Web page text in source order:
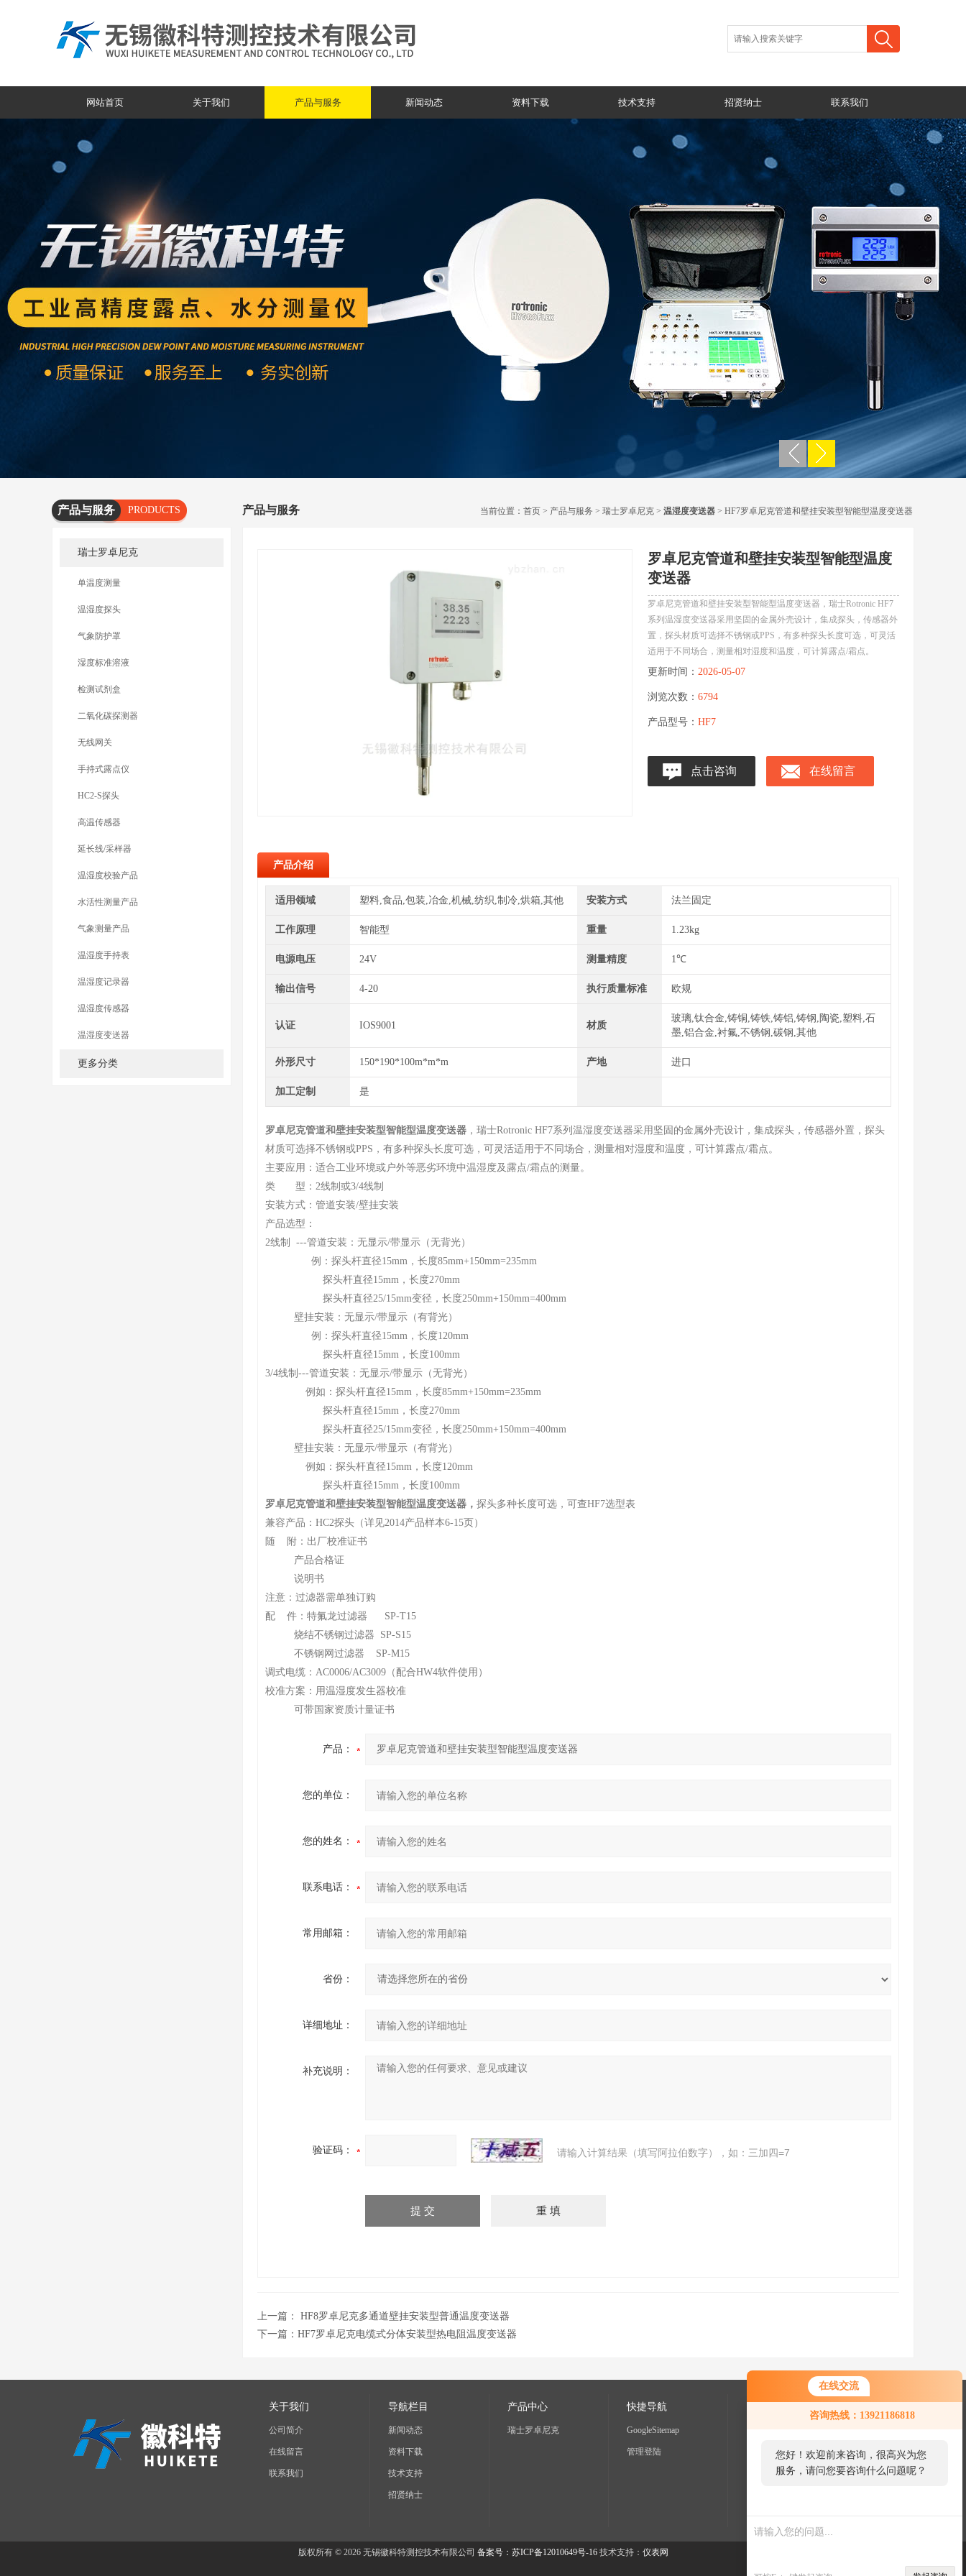
在线交流
咨询热线：13921186818
您好！欢迎前来咨询，很高兴为您
服务，请问您要咨询什么问题呢？
网站首页 关于我们 产品与服务 新闻动态 资料下载 技术支持 招贤纳士 联系我们
产品与服务
PRODUCTS
SERVICES
瑞士罗卓尼克
单温度测量
温湿度探头
气象防护罩
湿度标准溶液
检测试剂盒
二氧化碳探测器
无线网关
手持式露点仪
HC2-S探头
高温传感器
延长线/采样器
温湿度校验产品
水活性测量产品
气象测量产品
温湿度手持表
温湿度记录器
温湿度传感器
温湿度变送器
更多分类
产品与服务 当前位置： 首页 > 产品与服务 > 瑞士罗卓尼克 > 温湿度变送器 > HF7罗卓尼克管道和壁挂安装型智能型温度变送器
罗卓尼克管道和壁挂安装型智能型温度
变送器
罗卓尼克管道和壁挂安装型智能型温度变送器，瑞士Rotronic HF7
系列温湿度变送器采用坚固的金属外壳设计，集成探头，传感器外
置，探头材质可选择不锈钢或PPS，有多种探头长度可选，可灵活
适用于不同场合，测量相对湿度和温度，可计算露点/霜点。
更新时间： 2026-05-07
浏览次数： 6794
产品型号： HF7
点击咨询 在线留言
产品介绍
适用领域 塑料,食品,包装,冶金,机械,纺织,制冷,烘箱,其他 安装方式 法兰固定
工作原理 智能型 重量 1.23kg
电源电压 24V 测量精度 1℃
输出信号 4-20 执行质量标准 欧规
认证 IOS9001 材质
玻璃,钛合金,铸铜,铸铁,铸铝,铸钢,陶瓷,塑料,石
墨,铝合金,衬氟,不锈钢,碳钢,其他
外形尺寸 150*190*100m*m*m 产地 进口
加工定制 是
罗卓尼克管道和壁挂安装型智能型温度变送器 ， 瑞士Rotronic HF7系列温湿度变送器采用坚固的金属外壳设计，集成探头，传感器外置，探头
材质可选择不锈钢或PPS，有多种探头长度可选，可灵活适用于不同场合，测量相对湿度和温度，可计算露点/霜点。
主要应用：适合工业环境或户外等恶劣环境中温湿度及露点/霜点的测量。
类 型：2线制或3/4线制
安装方式：管道安装/壁挂安装
产品选型：
2线制 ---管道安装：无显示/带显示（无背光）
例：探头杆直径15mm，长度85mm+150mm=235mm
探头杆直径15mm，长度270mm
探头杆直径25/15mm变径，长度250mm+150mm=400mm
壁挂安装：无显示/带显示（有背光）
例：探头杆直径15mm，长度120mm
探头杆直径15mm，长度100mm
3/4线制---管道安装：无显示/带显示（无背光）
例如：探头杆直径15mm，长度85mm+150mm=235mm
探头杆直径15mm，长度270mm
探头杆直径25/15mm变径，长度250mm+150mm=400mm
壁挂安装：无显示/带显示（有背光）
例如：探头杆直径15mm，长度120mm
探头杆直径15mm，长度100mm
罗卓尼克管道和壁挂安装型智能型温度变送器 ， 探头多种长度可选，可查HF7选型表
兼容产品：HC2探头（详见2014产品样本6-15页）
随 附：出厂校准证书
产品合格证
说明书
注意：过滤器需单独订购
配 件：特氟龙过滤器 SP-T15
烧结不锈钢过滤器 SP-S15
不锈钢网过滤器 SP-M15
调式电缆：AC0006/AC3009（配合HW4软件使用）
校准方案：用温湿度发生器校准
可带国家资质计量证书
产品：
您的单位：
您的姓名：
联系电话：
常用邮箱：
省份：
详细地址：
补充说明：
验证码： 请输入计算结果（填写阿拉伯数字），如：三加四=7
上一篇： HF8罗卓尼克多通道壁挂安装型普通温度变送器
下一篇： HF7罗卓尼克电缆式分体安装型热电阻温度变送器
关于我们
公司简介
在线留言
联系我们
导航栏目
新闻动态
资料下载
技术支持
招贤纳士
产品中心
瑞士罗卓尼克
快捷导航
GoogleSitemap
管理登陆
版权所有 © 2026 无锡徽科特测控技术有限公司 备案号：苏ICP备12010649号-16技术支持： 仪表网